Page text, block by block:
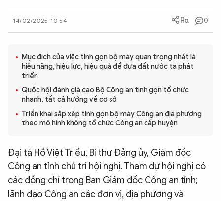
PHÁP LUẬT
QUỐC TẾ
VĂN HÓA - THỂ THAO
ĐA PHƯƠNG TIỆN
eMagazine
14/02/2025 10:54 0
Mục đích của việc tinh gọn bộ máy quan trọng nhất là
hiệu năng, hiệu lực, hiệu quả để đưa đất nước ta phát
triển
Quốc hội đánh giá cao Bộ Công an tinh gọn tổ chức
nhanh, tất cả hướng về cơ sở
Triển khai sắp xếp tinh gọn bộ máy Công an địa phương
theo mô hình không tổ chức Công an cấp huyện
Đại tá Hồ Việt Triều, Bí thư Đảng ủy, Giám đốc
Công an tỉnh chủ trì hội nghị. Tham dự hội nghị có
các đồng chí trong Ban Giám đốc Công an tỉnh;
lãnh đạo Công an các đơn vị, địa phương và